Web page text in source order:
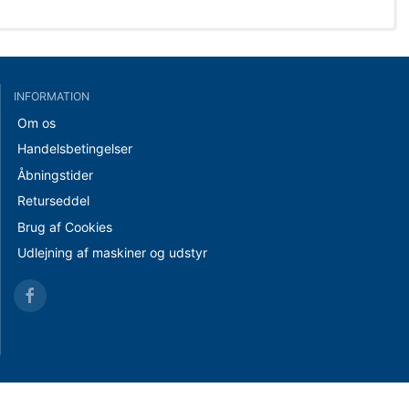
INFORMATION
Om os
Handelsbetingelser
Åbningstider
Returseddel
Brug af Cookies
Udlejning af maskiner og udstyr